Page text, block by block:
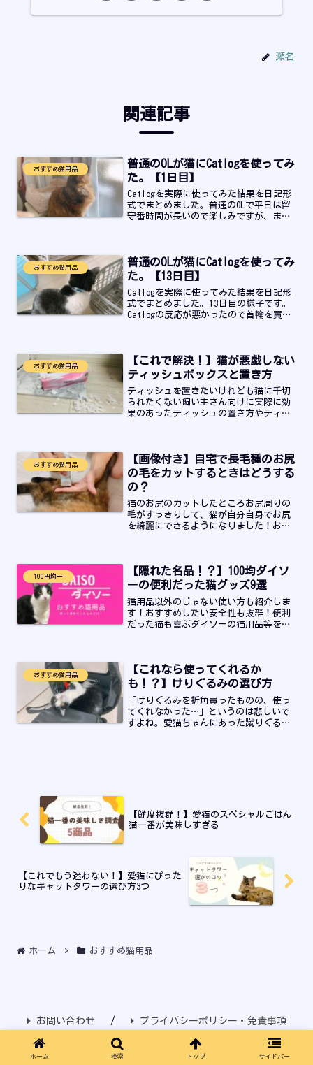
瀬名
関連記事
おすすめ猫用品
普通のOLが猫にCatlogを使ってみ
た。【1日目】
Catlogを実際に使ってみた結果を日記形
式でまとめました。普通のOLで平日は留
守番時間が長いので楽しみですが、まさ
おすすめ猫用品
普通のOLが猫にCatlogを使ってみ
た。【13日目】
Catlogを実際に使ってみた結果を日記形
式でまとめました。13日目の様子です。
Catlogの反応が悪かったので首輪を買い
おすすめ猫用品
【これで解決！】猫が悪戯しない
ティッシュボックスと置き方
ティッシュを置きたいけれども猫に千切
られたくない飼い主さん向けに実際に効
果のあったティッシュの置き方やティッ
おすすめ猫用品
【画像付き】自宅で長毛種のお尻
の毛をカットするときはどうする
の？
猫のお尻のカットしたところお尻周りの
毛がすっきりして、猫が自分自身でお尻
を綺麗にできるようになりました！お尻
100円均一
【隠れた名品！？】100均ダイソ
ーの便利だった猫グッズ9選
猫用品以外のじゃない使い方も紹介しま
す！おすすめしたい安全性も抜群！便利
だった猫も喜ぶダイソーの猫用品等を猫
す。
おすすめ猫用品
【これなら使ってくれるか
も！？】けりぐるみの選び方
「けりぐるみを折角買ったものの、使っ
てくれなかった…」というのは悲しいで
すよね。愛猫ちゃんにあった蹴りぐるみ
【鮮度抜群！】愛猫のスペシャルごはん
猫一番が美味しすぎる
【これでもう迷わない！】愛猫にぴった
りなキャットタワーの選び方3つ
ホーム おすすめ猫用品
お問い合わせ プライバシーポリシー・免責事項
© 2022 溺れるモフ毛.
ホーム 検索 トップ サイドバー